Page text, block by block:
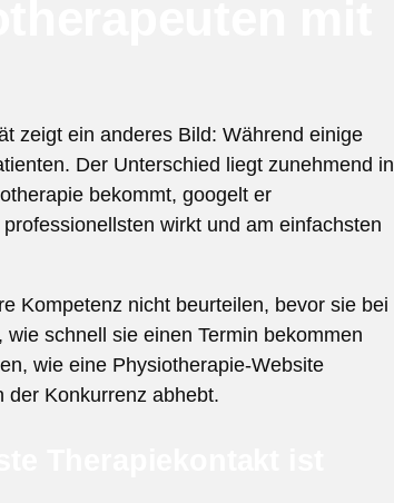
zeigt ein anderes Bild: Während einige
Der Unterschied liegt zunehmend in
bekommt, googelt er
wirkt und am einfachsten
Kompetenz nicht beurteilen, bevor sie bei
schnell sie einen Termin bekommen
wie eine Physiotherapie-Website
der Konkurrenz abhebt.